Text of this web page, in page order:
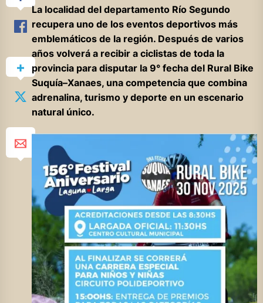
La localidad del departamento Río Segundo
recupera uno de los eventos deportivos más
emblemáticos de la región. Después de varios
años volverá a recibir a ciclistas de toda la
provincia para disputar la 9° fecha del Rural Bike
Suquía–Xanaes, una competencia que combina
adrenalina, turismo y deporte en un escenario
natural único.